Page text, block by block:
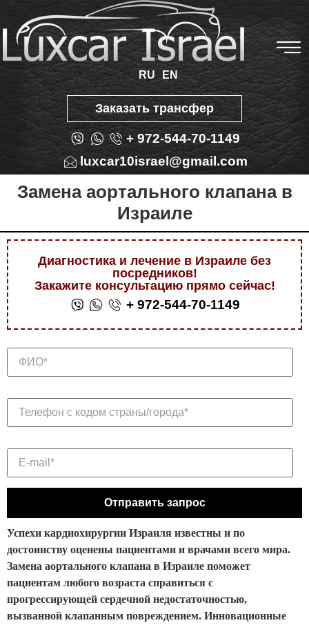
RU EN
Заказать трансфер
+ 972-544-70-1149
luxcar10israel@gmail.com
Замена аортального клапана в
Израиле
Диагностика и лечение в Израиле без
посредников!
Закажите консультацию прямо сейчас!
+ 972-544-70-1149
Успехи кардиохирургии Израиля известны и по
достоинству оценены пациентами и врачами всего мира.
Замена аортального клапана в Израиле поможет
пациентам любого возраста справиться с
прогрессирующей сердечной недостаточностью,
вызванной клапанным повреждением. Инновационные